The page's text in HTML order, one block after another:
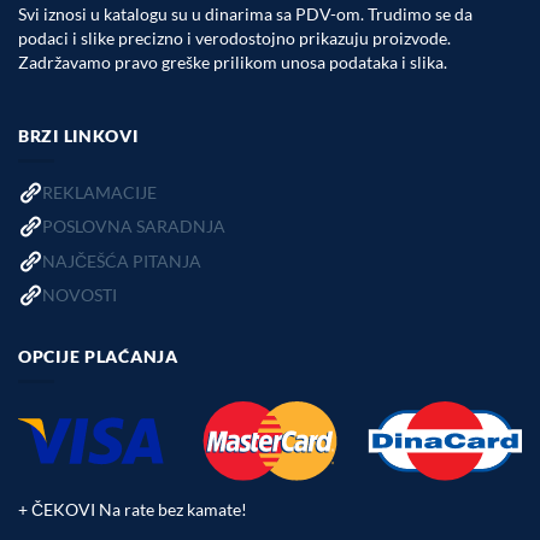
Svi iznosi u katalogu su u dinarima sa PDV-om. Trudimo se da
podaci i slike precizno i verodostojno prikazuju proizvode.
Zadržavamo pravo greške prilikom unosa podataka i slika.
BRZI LINKOVI
REKLAMACIJE
POSLOVNA SARADNJA
NAJČEŠĆA PITANJA
NOVOSTI
OPCIJE PLAĆANJA
+ ČEKOVI Na rate bez kamate!